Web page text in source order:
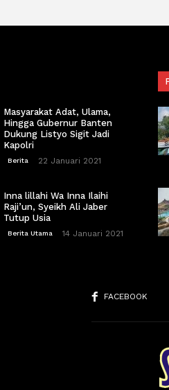
Masyarakat Adat, Ulama,
Hingga Gubernur Banten
Dukung Listyo Sigit Jadi
Kapolri
Berita 22 Januari 2021
Inna lillahi Wa Inna Ilaihi
Raji’un, Syeikh Ali Jaber
Tutup Usia
Berita Utama 14 Januari 2021
FACEBOOK